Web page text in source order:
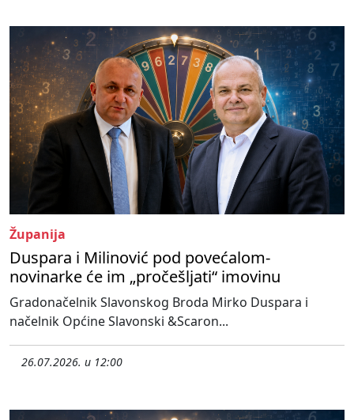
Županija
Duspara i Milinović pod povećalom-
novinarke će im „pročešljati“ imovinu
Gradonačelnik Slavonskog Broda Mirko Duspara i
načelnik Općine Slavonski &Scaron...
26.07.2026. u 12:00